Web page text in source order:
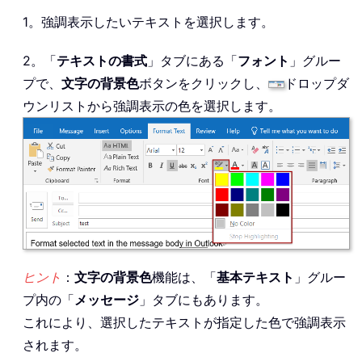
1。強調表示したいテキストを選択します。
2。「テキストの書式 」タブにある「フォント 」グルー
プで、 文字の背景色ボタンをクリックし、
ドロップダ
ウンリストから強調表示の色を選択します。
ヒント ： 文字の背景色機能は、「基本テキスト 」グルー
プ内の「メッセージ 」タブにもあります。
これにより、選択したテキストが指定した色で強調表示
されます。